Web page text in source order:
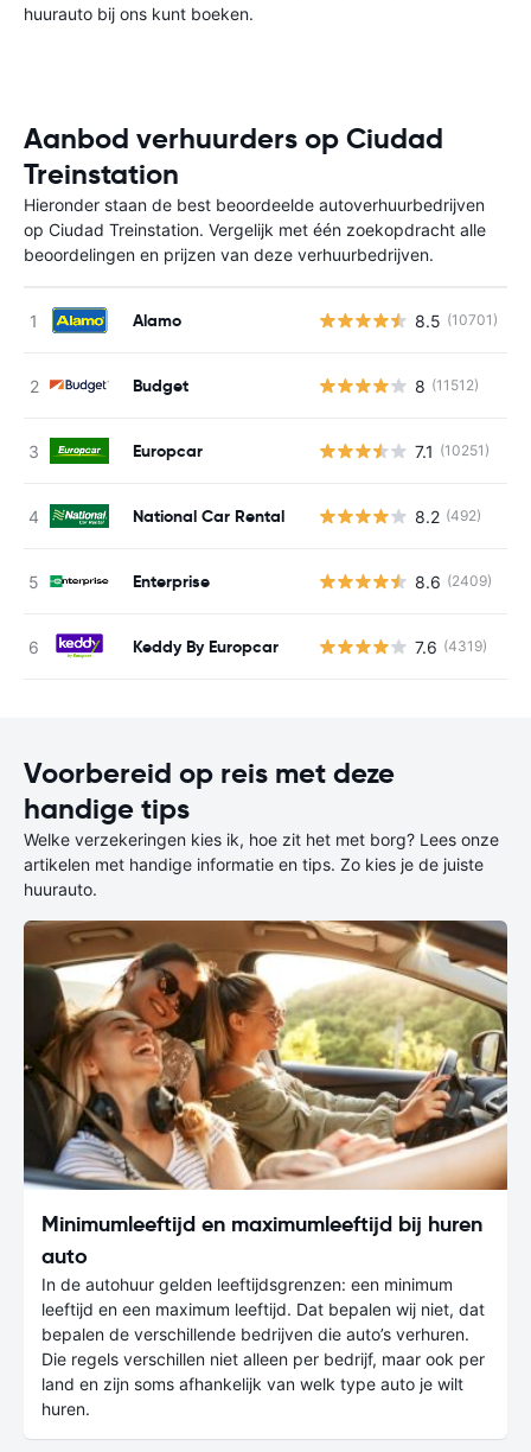
huurauto bij ons kunt boeken.
Aanbod verhuurders op Ciudad
Treinstation
Hieronder staan de best beoordeelde autoverhuurbedrijven
op Ciudad Treinstation. Vergelijk met één zoekopdracht alle
beoordelingen en prijzen van deze verhuurbedrijven.
Alamo 8.5 (10701)
Budget 8 (11512)
Europcar 7.1 (10251)
National Car Rental 8.2 (492)
Enterprise 8.6 (2409)
Keddy By Europcar 7.6 (4319)
Voorbereid op reis met deze
handige tips
Welke verzekeringen kies ik, hoe zit het met borg? Lees onze
artikelen met handige informatie en tips. Zo kies je de juiste
huurauto.
Minimumleeftijd en maximumleeftijd bij huren
auto
In de autohuur gelden leeftijdsgrenzen: een minimum
leeftijd en een maximum leeftijd. Dat bepalen wij niet, dat
bepalen de verschillende bedrijven die auto’s verhuren.
Die regels verschillen niet alleen per bedrijf, maar ook per
land en zijn soms afhankelijk van welk type auto je wilt
huren.